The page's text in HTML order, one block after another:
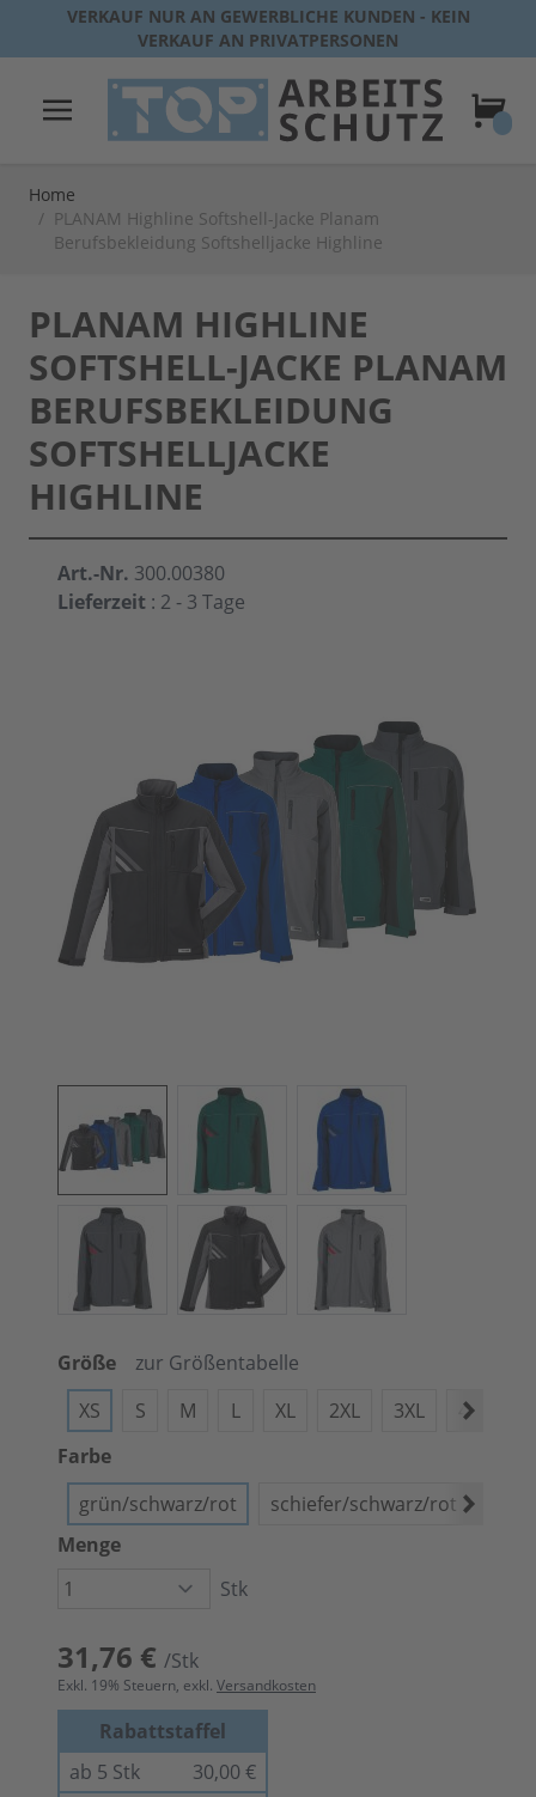
Direkt zum Inhalt
VERKAUF NUR AN GEWERBLICHE KUNDEN - KEIN
VERKAUF AN PRIVATPERSONEN
Home
/ PLANAM Highline Softshell-Jacke Planam
Berufsbekleidung Softshelljacke Highline
PLANAM HIGHLINE
SOFTSHELL-JACKE PLANAM
BERUFSBEKLEIDUNG
SOFTSHELLJACKE
HIGHLINE
Art.-Nr. 300.00380
Lieferzeit : 2 - 3 Tage
Größe
zur Größentabelle
XS
S M L XL 2XL 3XL 4XL
Farbe
grün/schwarz/rot
schiefer/schwarz/rot
Menge
Stk
31,76 € /Stk
Exkl. 19% Steuern, exkl. Versandkosten
Rabattstaffel
ab 5 Stk
30,00 €